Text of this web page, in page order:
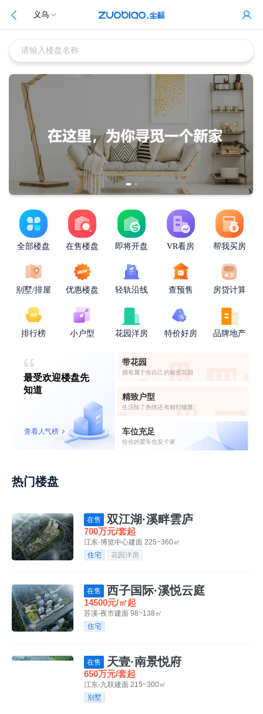
义乌
请输入楼盘名称
全部楼盘 在售楼盘 即将开盘 VR看房 帮我买房
别墅/排屋 优惠楼盘 轻轨沿线 查预售 房贷计算
排行榜 小户型 花园洋房 特价好房 品牌地产
最受欢迎楼盘先
知道
查看人气榜
带花园
拥有属于你自己的秘密花园
精致户型
生活除了热情还有精打细算
车位充足
给你的爱车也安个家
热门楼盘
在售 双江湖·溪畔雲庐
700万元/套起
江东-博览中心建面 225~360㎡
住宅
花园洋房
在售 西子国际·溪悦云庭
14500元/㎡起
苏溪-夜市建面 98~138㎡
住宅
在售 天壹·南景悦府
650万元/套起
江东-九联建面 215~300㎡
别墅